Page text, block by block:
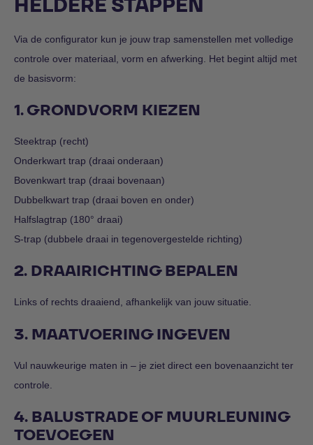
Via de configurator kun je jouw trap samenstellen met volledige
controle over materiaal, vorm en afwerking. Het begint altijd met
de basisvorm:
1. GRONDVORM KIEZEN
Steektrap (recht)
Onderkwart trap (draai onderaan)
Bovenkwart trap (draai bovenaan)
Dubbelkwart trap (draai boven en onder)
Halfslagtrap (180° draai)
S-trap (dubbele draai in tegenovergestelde richting)
2. DRAAIRICHTING BEPALEN
Links of rechts draaiend, afhankelijk van jouw situatie.
3. MAATVOERING INGEVEN
Vul nauwkeurige maten in – je ziet direct een bovenaanzicht ter
controle.
4. BALUSTRADE OF MUURLEUNING
TOEVOEGEN